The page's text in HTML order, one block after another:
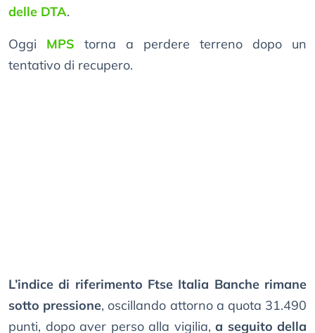
delle DTA.
Oggi MPS torna a perdere terreno dopo un
tentativo di recupero.
L’indice di riferimento Ftse Italia Banche rimane
sotto pressione, oscillando attorno a quota 31.490
punti, dopo aver perso alla vigilia, a seguito della